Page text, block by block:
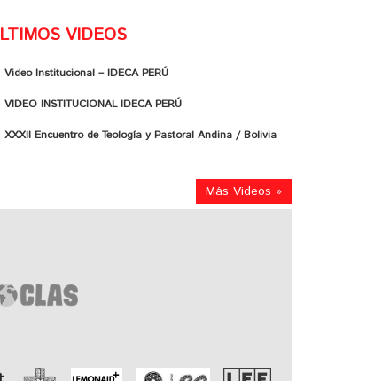
LTIMOS VIDEOS
Video Institucional – IDECA PERÚ
VIDEO INSTITUCIONAL IDECA PERÚ
XXXII Encuentro de Teología y Pastoral Andina / Bolivia
Más Videos »